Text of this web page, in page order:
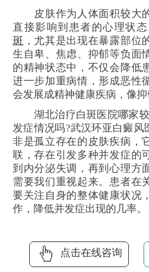
皮肤作为人体面积较大
直接影响到患者的心理状
斑 ，尤其是出现在暴露部位
生自卑、焦虑、抑郁等负面
的精神状态中，不仅会降低
进一步加重病情，形成恶性
会发展成精神健康疾病，像抑
湖北治疗白斑医院哪家较
发症情况吗?武汉环亚白癜
非是孤立存在的皮肤疾病，
联，存在引发多种并发症的
到内分泌失调，再到心理方
需要我们重视起来。患者在
要关注自身的整体健康状况
作，降低并发症出现的几率。
点击在线咨询